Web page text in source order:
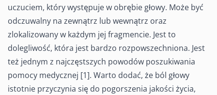
uczuciem, który występuje w obrębie głowy. Może być
odczuwalny na zewnątrz lub wewnątrz oraz
zlokalizowany w każdym jej fragmencie. Jest to
dolegliwość, która jest bardzo rozpowszechniona. Jest
też jednym z najczęstszych powodów poszukiwania
pomocy medycznej [1]. Warto dodać, że ból głowy
istotnie przyczynia się do pogorszenia jakości życia,